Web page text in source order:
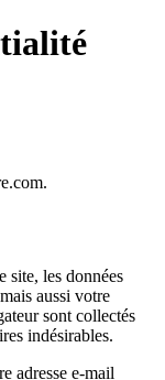
site, les données
aussi votre
sont collectés
indésirables.
adresse e-mail